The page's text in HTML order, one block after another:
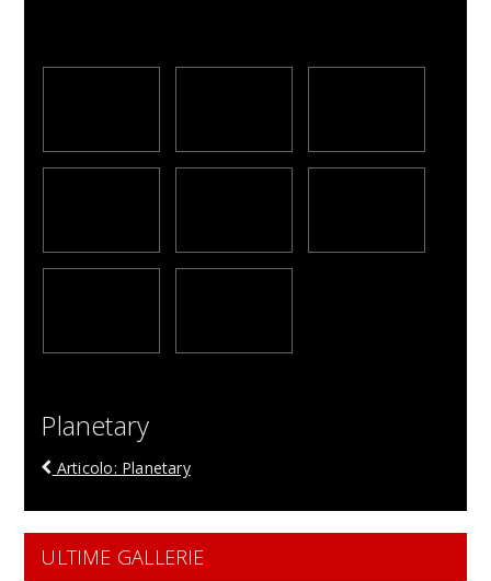
Planetary
Articolo: Planetary
ULTIME GALLERIE